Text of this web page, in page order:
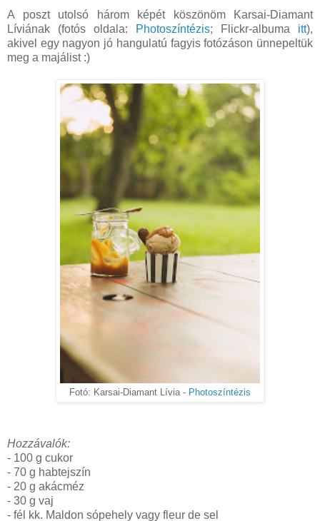
A poszt utolsó három képét köszönöm Karsai-Diamant
Líviának (fotós oldala:
Photoszíntézis; Flickr-albuma itt),
akivel egy nagyon jó hangulatú fagyis fotózáson ünnepeltük
meg a majálist :)
Fotó: Karsai-Diamant Lívia - Photoszíntézis
Hozzávalók:
- 100 g cukor
- 70 g habtejszín
- 20 g akácméz
- 30 g vaj
- fél kk. Maldon sópehely vagy fleur de sel